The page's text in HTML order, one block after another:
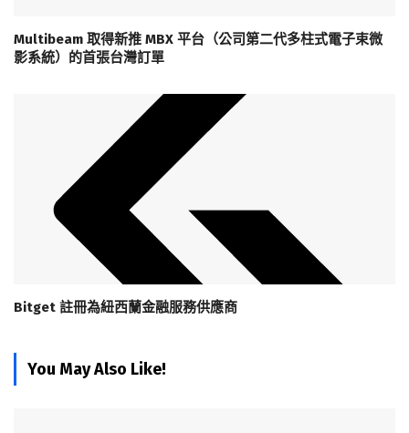
Multibeam 取得新推 MBX 平台（公司第二代多柱式電子束微
影系統）的首張台灣訂單
Bitget 註冊為紐西蘭金融服務供應商
You May Also Like!